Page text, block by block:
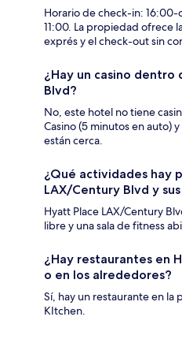
Horario de check-in:
11:00. La propiedad ofrece
exprés y el check-out sin
¿Hay un casino
Blvd?
No, este hotel no tiene
Casino (5 minutos en auto)
están cerca.
¿Qué actividades hay
LAX/Century Blvd y
Hyatt Place LAX/Century
libre y una sala de fitness
¿Hay restaurantes en
o en los alrededores?
Sí, hay un restaurante en
KItchen.